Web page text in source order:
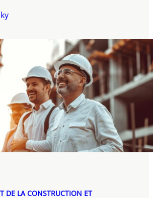
DE LA CONSTRUCTION ET